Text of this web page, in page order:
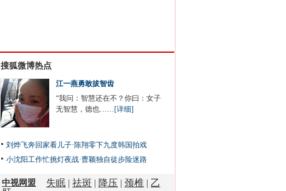
搜狐微博热点
江一燕勇敢拔智齿
“我问：智慧还在不？你曰：女子
无智慧，德也……[详细]
刘烨飞奔回家看儿子·陈翔零下九度韩国拍戏
小沈阳工作忙挑灯夜战·曹颖独自徒步险迷路